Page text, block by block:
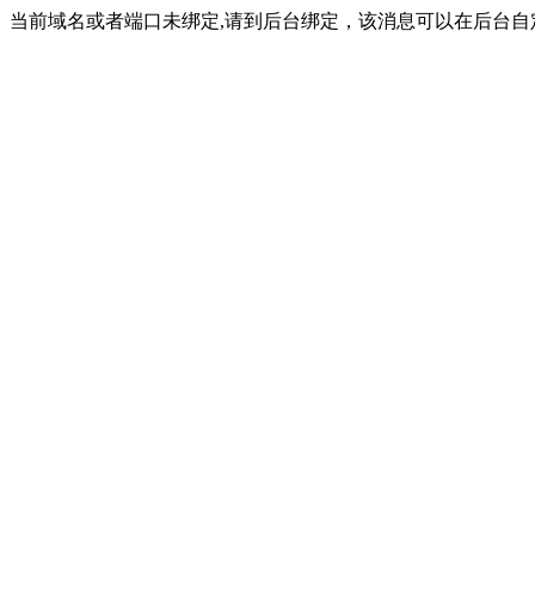
当前域名或者端口未绑定,请到后台绑定，该消息可以在后台自